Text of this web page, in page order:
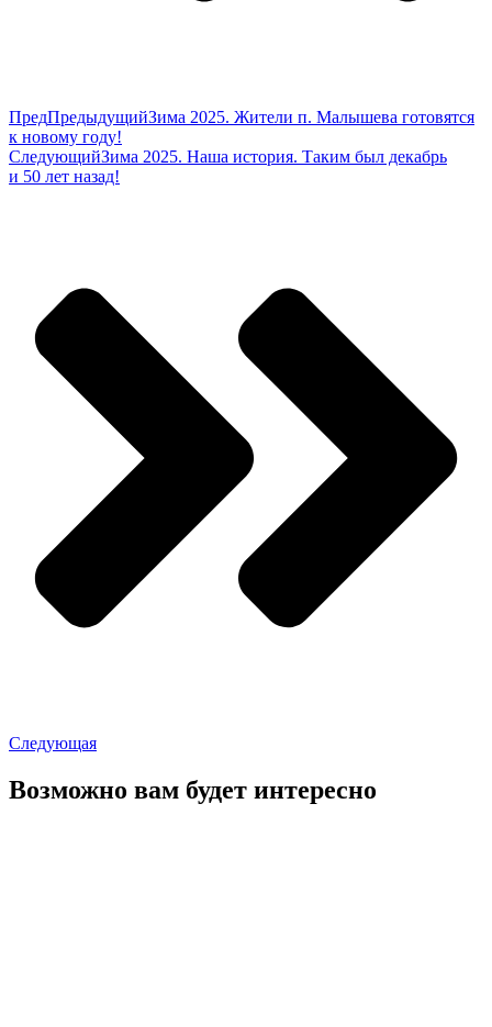
ПредПредыдущийЗима 2025. Жители п. Малышева готовятся
к новому году!
СледующийЗима 2025. Наша история. Таким был декабрь
и 50 лет назад!
Следующая
Возможно вам будет интересно